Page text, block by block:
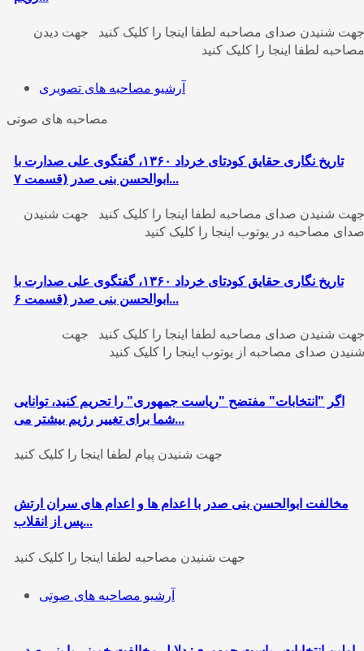
جهت شنیدن صدای مصاحبه لطفا اینجا را کلیک کنید جهت دیدن
مصاحبه لطفا اینجا را کلیک کنید
آرشیو مصاحبه های تصویری
مصاحبه های صوتی
تاریخ‌ نگاری حقایق کودتای خرداد ۱۳۶۰، گفتگوی علی صدارت با
ابوالحسن بنی‌ صدر (قسمت ٧...
جهت شنیدن صدای مصاحبه لطفا اینجا را کلیک کنید جهت شنیدن
صدای مصاحبه در یوتوب اینجا را کلیک کنید
تاریخ‌ نگاری حقایق کودتای خرداد ۱۳۶۰، گفتگوی علی صدارت با
ابوالحسن بنی‌ صدر (قسمت ۶...
شنیدن صدای مصاحبه از یوتوب اینجا را کلیک کنید
اگر "انتخابات" مفتضح "ریاست جمهوری" را تحریم کنید، توانایی
شما برای تغییر رژیم بیشتر می...
جهت شنیدن پیام لطفا اینجا را کلیک کنید
مخالفت ابوالحسن بنی صدر با اعدام ها و اعدام های سران ارتش
پس از انقلاب...
جهت شنیدن مصاحبه لطفا اینجا را کلیک کنید
آرشیو مصاحبه های صوتی